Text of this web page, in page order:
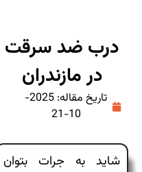
درب ضد سرقت
در مازندران
تاریخ مقاله: 2025-
10-21
شاید به جرات بتوان